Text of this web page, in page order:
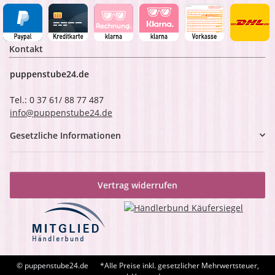
Kontakt
puppenstube24.de
Tel.: 0 37 61/ 88 77 487
info@puppenstube24.de
Gesetzliche Informationen
Vertrag widerrufen
© puppenstube24.de
*Alle Preise inkl. gesetzlicher Mehrwertsteuer,